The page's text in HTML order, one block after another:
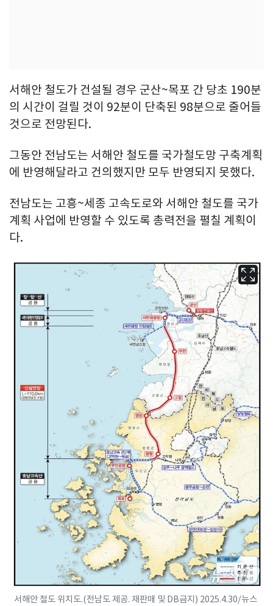
서해안 철도가 건설될 경우 군산~목포 간 당초 190분
의 시간이 걸릴 것이 92분이 단축된 98분으로 줄어들
것으로 전망된다.
그동안 전남도는 서해안 철도를 국가철도망 구축계획
에 반영해달라고 건의했지만 모두 반영되지 못했다.
전남도는 고흥~세종 고속도로와 서해안 철도를 국가
계획 사업에 반영할 수 있도록 총력전을 펼칠 계획이
다.
서해안 철도 위치도.(전남도 제공. 재판매 및 DB금지) 2025.4.30/뉴스